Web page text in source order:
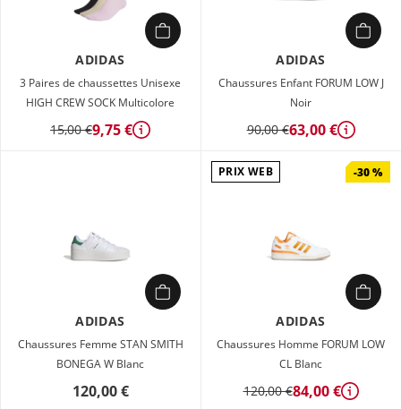
ADIDAS
3 Paires de chaussettes Unisexe
HIGH CREW SOCK Multicolore
15,00 €9,75 € Détails
ADIDAS
Chaussures Enfant FORUM LOW J
Noir
90,00 €63,00 € Détails
ADIDAS
Chaussures Femme STAN SMITH
BONEGA W Blanc
120,00 €
PRIX WEB -30 %
ADIDAS
Chaussures Homme FORUM LOW
CL Blanc
120,00 €84,00 € Détails